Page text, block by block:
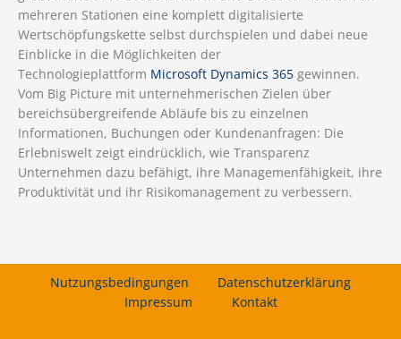
mehreren Stationen eine komplett digitalisierte
Wertschöpfungskette selbst durchspielen und dabei neue
Einblicke in die Möglichkeiten der
Technologieplattform Microsoft Dynamics 365 gewinnen.
Vom Big Picture mit unternehmerischen Zielen über
bereichsübergreifende Abläufe bis zu einzelnen
Informationen, Buchungen oder Kundenanfragen: Die
Erlebniswelt zeigt eindrücklich, wie Transparenz
Unternehmen dazu befähigt, ihre Managemenfähigkeit, ihre
Produktivität und ihr Risikomanagement zu verbessern.
Nutzungsbedingungen
Datenschutzerklärung
Impressum
Kontakt